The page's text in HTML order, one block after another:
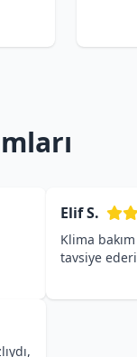
Elif S.
Klima
tavsiye